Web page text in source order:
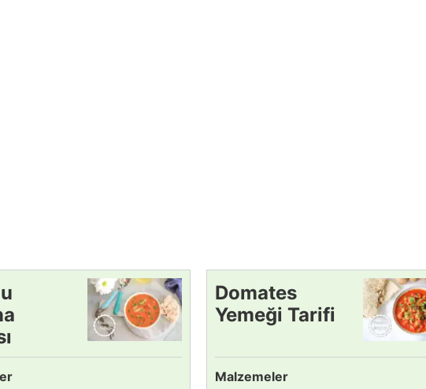
Domates
Yemeği Tarifi
Malzemeler